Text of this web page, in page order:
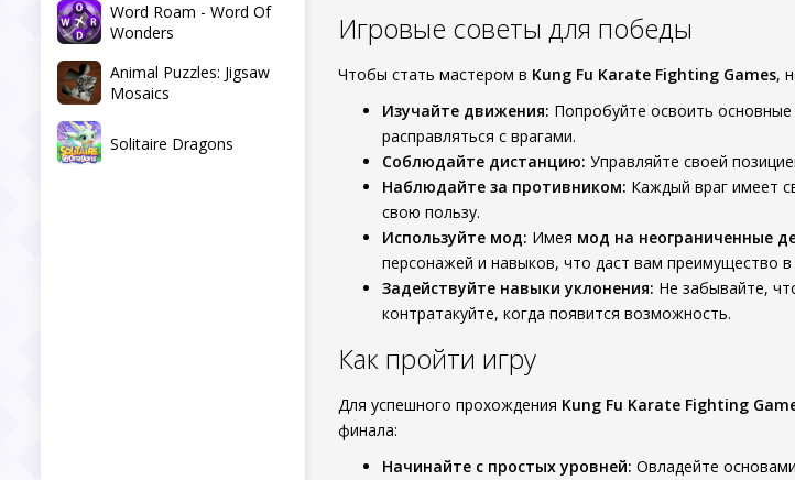
Word Roam - Word Of
Wonders
Animal Puzzles: Jigsaw
Mosaics
Solitaire Dragons
Игровые советы для победы
Чтобы стать мастером в Kung Fu Karate Fighting Games,
Изучайте движения: Попробуйте освоить
расправляться с врагами.
Соблюдайте дистанцию: Управляйте своей
Наблюдайте за противником: Каждый враг имеет
свою пользу.
Используйте мод: Имея мод на неограниченные
персонажей и навыков, что даст вам преимущество в
Задействуйте навыки уклонения: Не забывайте,
контратакуйте, когда появится возможность.
Как пройти игру
Для успешного прохождения Kung Fu Karate Fighting
финала:
Начинайте с простых уровней: Овладейте